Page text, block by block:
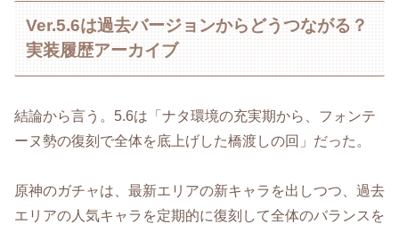
Ver.5.6は過去バージョンからどうつながる？
実装履歴アーカイブ
結論から言う。5.6は「ナタ環境の充実期から、フォンテ
ーヌ勢の復刻で全体を底上げした橋渡しの回」だった。
原神のガチャは、最新エリアの新キャラを出しつつ、過去
エリアの人気キャラを定期的に復刻して全体のバランスを